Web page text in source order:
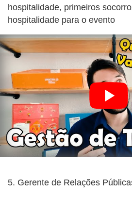
hospitalidade, primeiros
hospitalidade para o evento
5. Gerente de Relações